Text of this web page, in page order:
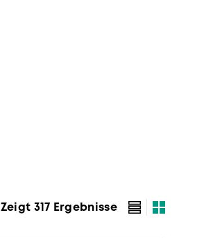
Zeigt 317 Ergebnisse